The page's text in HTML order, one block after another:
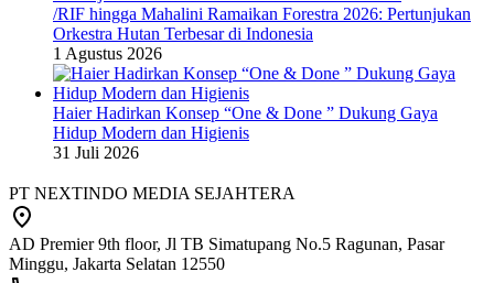
/RIF hingga Mahalini Ramaikan Forestra 2026: Pertunjukan
Orkestra Hutan Terbesar di Indonesia
1 Agustus 2026
Haier Hadirkan Konsep “One & Done ” Dukung Gaya
Hidup Modern dan Higienis
31 Juli 2026
PT NEXTINDO MEDIA SEJAHTERA
AD Premier 9th floor, Jl TB Simatupang No.5 Ragunan, Pasar
Minggu, Jakarta Selatan 12550